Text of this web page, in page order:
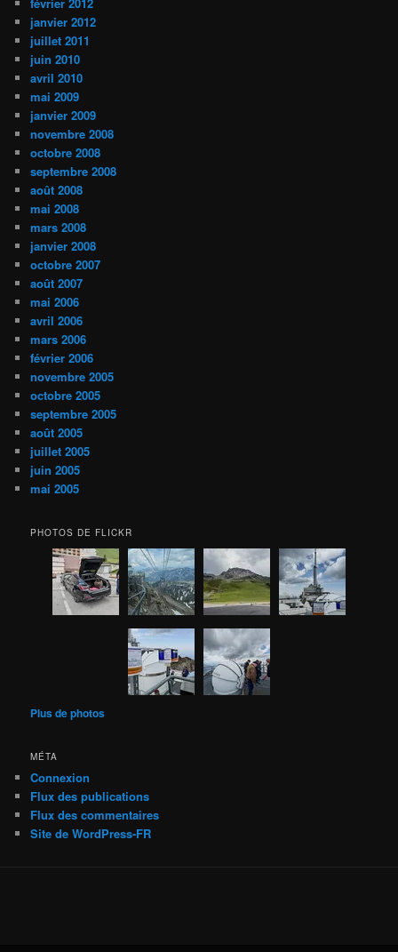
janvier 2012
juillet 2011
juin 2010
avril 2010
mai 2009
janvier 2009
novembre 2008
octobre 2008
septembre 2008
août 2008
mai 2008
mars 2008
janvier 2008
octobre 2007
août 2007
mai 2006
avril 2006
mars 2006
février 2006
novembre 2005
octobre 2005
septembre 2005
août 2005
juillet 2005
juin 2005
mai 2005
PHOTOS DE FLICKR
Plus de photos
MÉTA
Connexion
Flux des publications
Flux des commentaires
Site de WordPress-FR